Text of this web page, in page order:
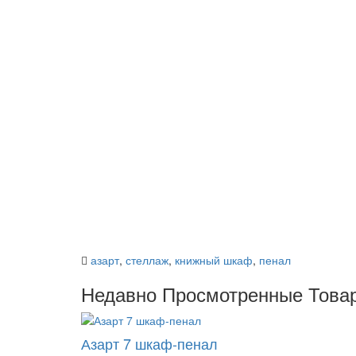
азарт, стеллаж, книжный шкаф, пенал
Недавно Просмотренные
Азарт 7 шкаф-пенал